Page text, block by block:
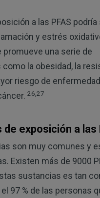
a las PFAS podría
y estrés
promueve una serie de
la obesidad, la
riesgo de
26,27
exposición a las
son muy comunes y
Existen más de 9000
sustancias es tan
97 % de las personas